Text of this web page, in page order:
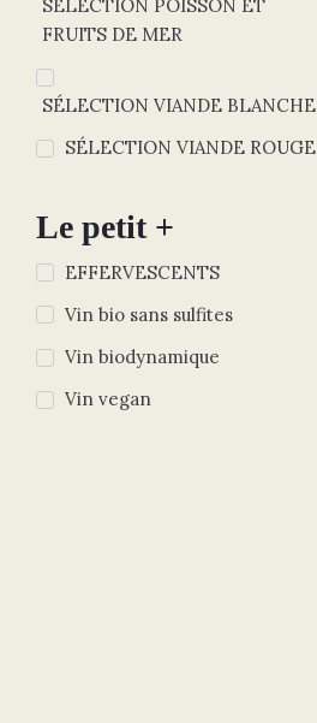
SÉLECTION POISSON ET
FRUITS DE MER
SÉLECTION VIANDE BLANCHE
SÉLECTION VIANDE ROUGE
Le petit +
EFFERVESCENTS
Vin bio sans sulfites
Vin biodynamique
Vin vegan